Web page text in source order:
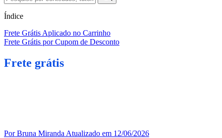
Índice
Frete Grátis Aplicado no Carrinho
Frete Grátis por Cupom de Desconto
Frete grátis
Por Bruna Miranda Atualizado em 12/06/2026